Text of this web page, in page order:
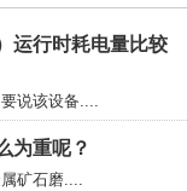
运行时耗电量比较
说该设备....
为重呢？
矿石磨....